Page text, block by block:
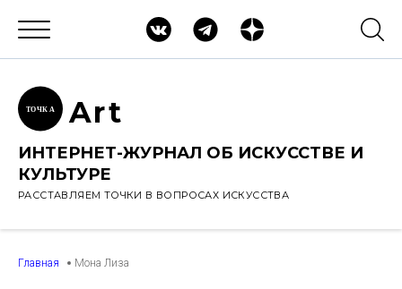
ТОЧК А Art
ИНТЕРНЕТ-ЖУРНАЛ ОБ ИСКУССТВЕ И
КУЛЬТУРЕ
РАССТАВЛЯЕМ ТОЧКИ В ВОПРОСАХ ИСКУССТВА
Главная Мона Лиза